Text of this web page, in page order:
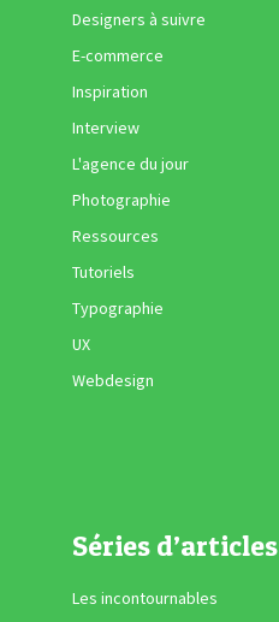
Designers à suivre
E-commerce
Inspiration
Interview
L'agence du jour
Photographie
Ressources
Tutoriels
Typographie
UX
Webdesign
Séries d’articles
Les incontournables